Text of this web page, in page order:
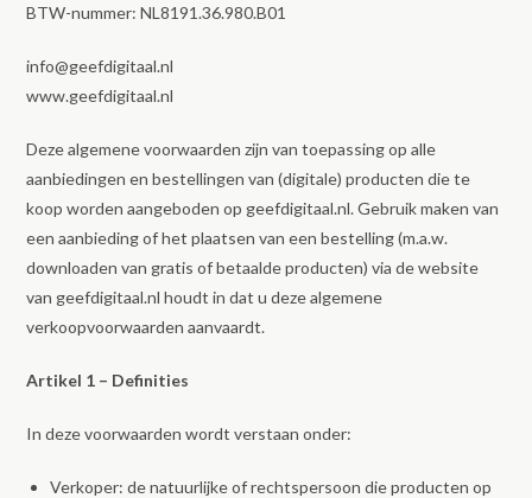
BTW-nummer: NL8191.36.980.B01
info@geefdigitaal.nl
www.geefdigitaal.nl
Deze algemene voorwaarden zijn van toepassing op alle
aanbiedingen en bestellingen van (digitale) producten die te
koop worden aangeboden op geefdigitaal.nl. Gebruik maken van
een aanbieding of het plaatsen van een bestelling (m.a.w.
downloaden van gratis of betaalde producten) via de website
van geefdigitaal.nl houdt in dat u deze algemene
verkoopvoorwaarden aanvaardt.
Artikel 1 – Definities
In deze voorwaarden wordt verstaan onder:
Verkoper: de natuurlijke of rechtspersoon die producten op